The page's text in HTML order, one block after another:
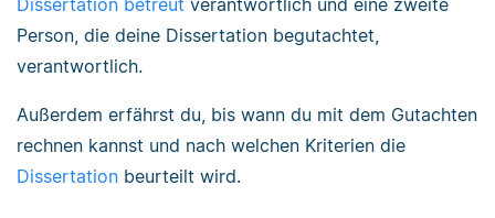
Dissertation betreut verantwortlich und eine zweite
Person, die deine Dissertation begutachtet,
verantwortlich.
Außerdem erfährst du, bis wann du mit dem Gutachten
rechnen kannst und nach welchen Kriterien die
Dissertation beurteilt wird.